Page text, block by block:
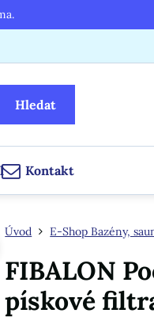
Hledat
Kontakt
Úvod E-Shop Bazény,
FIBALON
pískové